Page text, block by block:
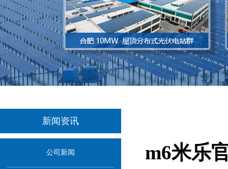
新闻资讯
公司新闻 m6米乐